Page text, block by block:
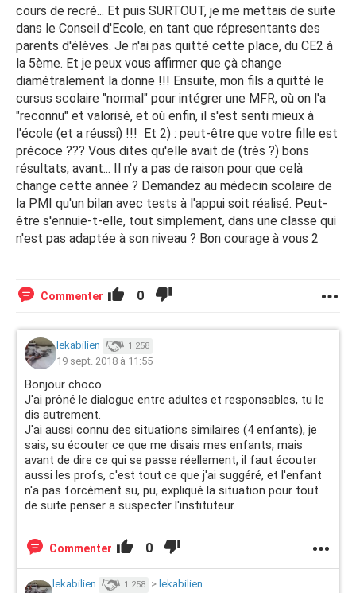
cours de recré... Et puis SURTOUT, je me mettais de suite
dans le Conseil d'Ecole, en tant que répresentants des
parents d'élèves. Je n'ai pas quitté cette place, du CE2 à
la 5ème. Et je peux vous affirmer que çà change
diamétralement la donne !!! Ensuite, mon fils a quitté le
cursus scolaire "normal" pour intégrer une MFR, où on l'a
"reconnu" et valorisé, et où enfin, il s'est senti mieux à
l'école (et a réussi) !!! Et 2) : peut-être que votre fille est
précoce ??? Vous dites qu'elle avait de (très ?) bons
résultats, avant... Il n'y a pas de raison pour que celà
change cette année ? Demandez au médecin scolaire de
la PMI qu'un bilan avec tests à l'appui soit réalisé. Peut-
être s'ennuie-t-elle, tout simplement, dans une classe qui
n'est pas adaptée à son niveau ? Bon courage à vous 2
Commenter 0
lekabilien 1 258
19 sept. 2018 à 11:55
Bonjour choco
J'ai prôné le dialogue entre adultes et responsables, tu le
dis autrement.
J'ai aussi connu des situations similaires (4 enfants), je
sais, su écouter ce que me disais mes enfants, mais
avant de dire ce qui se passe réellement, il faut écouter
aussi les profs, c'est tout ce que j'ai suggéré, et l'enfant
n'a pas forcément su, pu, expliqué la situation pour tout
de suite penser a suspecter l'instituteur.
Commenter 0
lekabilien 1 258 > lekabilien